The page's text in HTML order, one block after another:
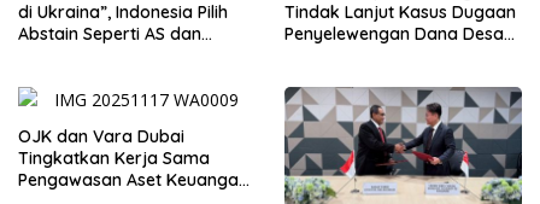
di Ukraina”, Indonesia Pilih
Abstain Seperti AS dan
Tindak Lanjut Kasus Dugaan
Penyelewengan Dana Desa
OJK dan Vara Dubai
Tingkatkan Kerja Sama
Pengawasan Aset Keuangan